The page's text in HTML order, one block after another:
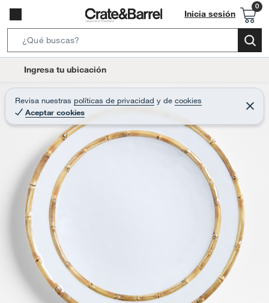
Inicia sesión
e
r
c
B
t
Ingresa tu ubicación
Revisa nuestras políticas de privacidad y de cookies
Aceptar cookies
C
e
r